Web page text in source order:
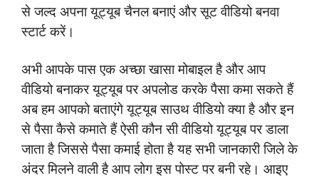
से जल्द अपना यूट्यूब चैनल बनाएं और सूट वीडियो बनवा
स्टार्ट करें।
अभी आपके पास एक अच्छा खासा मोबाइल है और आप
वीडियो बनाकर यूट्यूब पर अपलोड करके पैसा कमा सकते हैं
अब हम आपको बताएंगे यूट्यूब साउथ वीडियो क्या है और इन
से पैसा कैसे कमाते हैं ऐसी कौन सी वीडियो यूट्यूब पर डाला
जाता है जिससे पैसा कमाई होता है यह सभी जानकारी जिले के
अंदर मिलने वाली है आप लोग इस पोस्ट पर बनी रहे। आइए